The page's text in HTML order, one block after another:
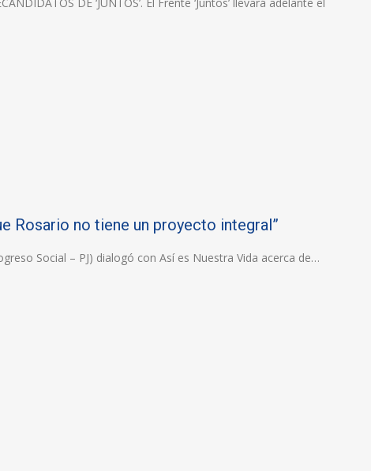
Rosario no tiene un proyecto integral”
Social – PJ) dialogó con Así es Nuestra Vida acerca de…